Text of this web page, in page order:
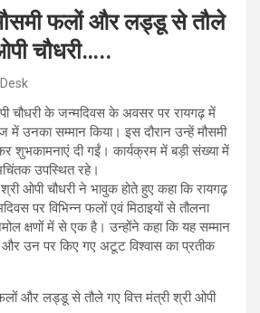
फलों और लड्डू से तौले
चौधरी…..
चौधरी के जन्मदिवस के अवसर पर रायगढ़ में
में उनका सम्मान किया। इस दौरान उन्हें मौसमी
दी गईं। कार्यक्रम में बड़ी संख्या में
उपस्थित रहे।
ओपी चौधरी ने भावुक होते हुए कहा कि रायगढ़
पर विभिन्न फलों एवं मिठाइयों से तौलना
क्षणों में से एक है। उन्होंने कहा कि यह सम्मान
और उन पर किए गए अटूट विश्वास का प्रतीक